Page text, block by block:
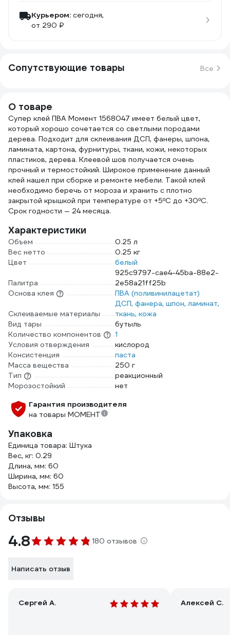
Курьером: сегодня,
от 290 ₽
Сопутствующие товары Все
О товаре
Супер клей ПВА Момент 1568047 имеет белый цвет,
который хорошо сочетается со светлыми породами
дерева. Подходит для склеивания ДСП, фанеры, шпона,
ламината, картона, фурнитуры, ткани, кожи, некоторых
пластиков, дерева. Клеевой шов получается очень
прочный и термостойкий. Широкое применение данный
клей нашел при сборке и ремонте мебели. Такой клей
необходимо беречь от мороза и хранить с плотно
закрытой крышкой при температуре от +5ºС до +30ºС.
Срок годности — 24 месяца.
Характеристики
Объем
0.25 л
Вес нетто
0.25 кг
Цвет
белый
Палитра
925c9797-cae4-45ba-88e2-
2e58a21ff25b
Основа клея
ПВА (поливинилацетат)
Склеиваемые материалы
ДСП, фанера, шпон, ламинат,
ткань, кожа
Вид тары
бутыль
Количество компонентов
1
Условия отверждения
кислород
Консистенция
паста
Масса вещества
250 г
Тип
реакционный
Морозостойкий
нет
Гарантия производителя
на товары МОМЕНТ
Упаковка
Единица товара: Штука
Вес, кг: 0.29
Длина, мм: 60
Ширина, мм: 60
Высота, мм: 155
Отзывы
4.8 180 отзывов
Написать отзыв
Сергей А. Алексей С.